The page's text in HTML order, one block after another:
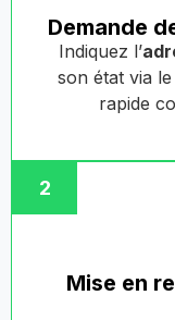
Demande
Indiquez l’
son état via
rapide
2
Mise en